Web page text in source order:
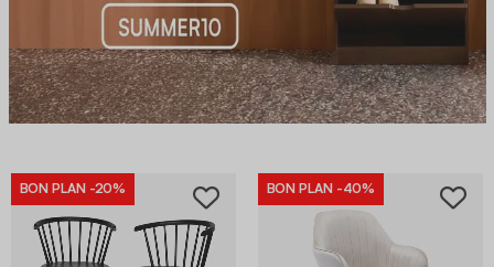
BON PLAN -20% BON PLAN -40%